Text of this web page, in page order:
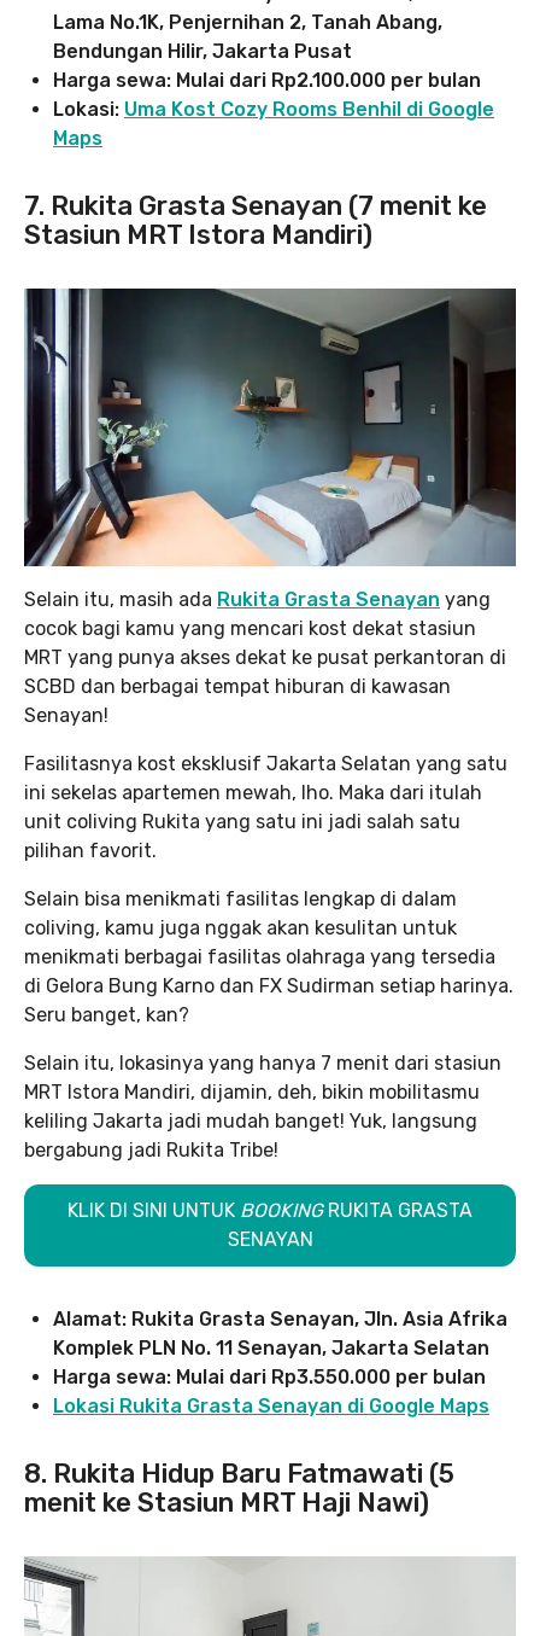
Lama No.1K, Penjernihan 2, Tanah Abang,
Bendungan Hilir, Jakarta Pusat
Harga sewa: Mulai dari Rp2.100.000 per bulan
Lokasi: Uma Kost Cozy Rooms Benhil di Google
Maps
7. Rukita Grasta Senayan (7 menit ke
Stasiun MRT Istora Mandiri)
Selain itu, masih ada Rukita Grasta Senayan yang
cocok bagi kamu yang mencari kost dekat stasiun
MRT yang punya akses dekat ke pusat perkantoran di
SCBD dan berbagai tempat hiburan di kawasan
Senayan!
Fasilitasnya kost eksklusif Jakarta Selatan yang satu
ini sekelas apartemen mewah, lho. Maka dari itulah
unit coliving Rukita yang satu ini jadi salah satu
pilihan favorit.
Selain bisa menikmati fasilitas lengkap di dalam
coliving, kamu juga nggak akan kesulitan untuk
menikmati berbagai fasilitas olahraga yang tersedia
di Gelora Bung Karno dan FX Sudirman setiap harinya.
Seru banget, kan?
Selain itu, lokasinya yang hanya 7 menit dari stasiun
MRT Istora Mandiri, dijamin, deh, bikin mobilitasmu
keliling Jakarta jadi mudah banget! Yuk, langsung
bergabung jadi Rukita Tribe!
KLIK DI SINI UNTUK BOOKING RUKITA GRASTA
SENAYAN
Alamat: Rukita Grasta Senayan, Jln. Asia Afrika
Komplek PLN No. 11 Senayan, Jakarta Selatan
Harga sewa: Mulai dari Rp3.550.000 per bulan
Lokasi Rukita Grasta Senayan di Google Maps
8. Rukita Hidup Baru Fatmawati (5
menit ke Stasiun MRT Haji Nawi)